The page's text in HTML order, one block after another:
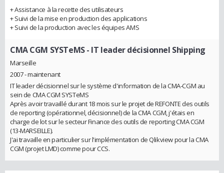
+ Assistance à la recette des utilisateurs
+ Suivi de la mise en production des applications
+ Suivi de la production avec les équipes AMS
CMA CGM SYSTeMS- IT leader décisionnel Shipping
Marseille
2007 - maintenant
IT leader décisionnel sur le système d'information de la CMA-CGM au
sein de CMA CGM SYSTeMS
Après avoir travaillé durant 18 mois sur le projet de REFONTE des outils
de reporting (opérationnel, décisionnel) de la CMA CGM, j'étais en
charge de lot sur le secteur Finance des outils de reporting CMA CGM
(13-MARSEILLE).
J'ai travaille en particulier sur l'implémentation de Qlikview pour la CMA
CGM (projet LMD) comme pour CCS.